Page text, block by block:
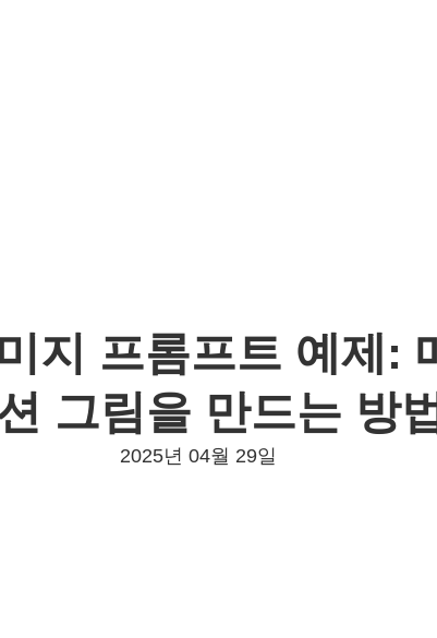
지 프롬프트 예제:
그림을 만드는 방
2025년 04월 29일